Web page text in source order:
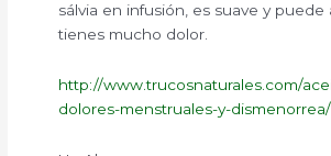
sálvia en infusión, es suave y puede
tienes mucho dolor.
http://www.trucosnaturales.com/
dolores-menstruales-y-dismenorrea/